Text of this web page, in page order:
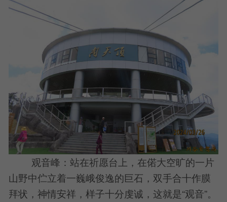
观音峰：站在祈愿台上，在偌大空旷的一片
山野中伫立着一巍峨俊逸的巨石，双手合十作膜
拜状，神情安祥，样子十分虔诚，这就是“观音”。